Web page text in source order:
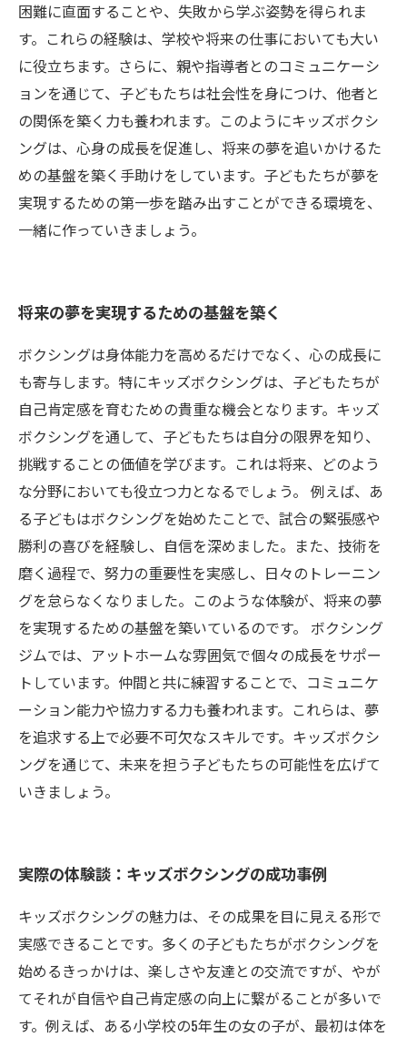
困難に直面することや、失敗から学ぶ姿勢を得られま
す。これらの経験は、学校や将来の仕事においても大い
に役立ちます。さらに、親や指導者とのコミュニケーシ
ョンを通じて、子どもたちは社会性を身につけ、他者と
の関係を築く力も養われます。このようにキッズボクシ
ングは、心身の成長を促進し、将来の夢を追いかけるた
めの基盤を築く手助けをしています。子どもたちが夢を
実現するための第一歩を踏み出すことができる環境を、
一緒に作っていきましょう。
将来の夢を実現するための基盤を築く
ボクシングは身体能力を高めるだけでなく、心の成長に
も寄与します。特にキッズボクシングは、子どもたちが
自己肯定感を育むための貴重な機会となります。キッズ
ボクシングを通して、子どもたちは自分の限界を知り、
挑戦することの価値を学びます。これは将来、どのよう
な分野においても役立つ力となるでしょう。 例えば、あ
る子どもはボクシングを始めたことで、試合の緊張感や
勝利の喜びを経験し、自信を深めました。また、技術を
磨く過程で、努力の重要性を実感し、日々のトレーニン
グを怠らなくなりました。このような体験が、将来の夢
を実現するための基盤を築いているのです。 ボクシング
ジムでは、アットホームな雰囲気で個々の成長をサポー
トしています。仲間と共に練習することで、コミュニケ
ーション能力や協力する力も養われます。これらは、夢
を追求する上で必要不可欠なスキルです。キッズボクシ
ングを通じて、未来を担う子どもたちの可能性を広げて
いきましょう。
実際の体験談：キッズボクシングの成功事例
キッズボクシングの魅力は、その成果を目に見える形で
実感できることです。多くの子どもたちがボクシングを
始めるきっかけは、楽しさや友達との交流ですが、やが
てそれが自信や自己肯定感の向上に繋がることが多いで
す。例えば、ある小学校の5年生の女の子が、最初は体を